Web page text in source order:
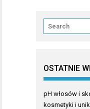
OSTATNIE
pH włosów i
kosmetyki i